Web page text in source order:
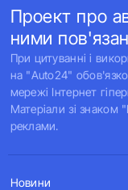
Проект про
ними
При цитуванні і
на "Auto24"
мережі Інтернет
Матеріали зі знаком
реклами.
Новини